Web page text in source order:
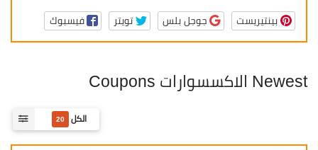
فيسبوك تويتر جوجل بلس بينتيريست
Newest الاكسسوارات Coupons
الكل 20